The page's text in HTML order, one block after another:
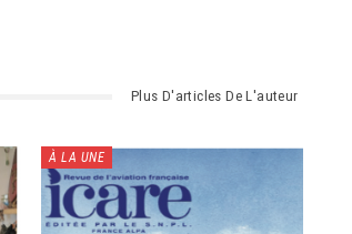
Plus D'articles De L'auteur
À LA UNE